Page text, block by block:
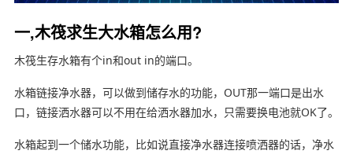
一,木筏求生大水箱怎么用?
木筏生存水箱有个in和out in的端口。
水箱链接净水器，可以做到储存水的功能，OUT那一端口是出水
口，链接洒水器可以不用在给洒水器加水，只需要换电池就OK了。
水箱起到一个储水功能，比如说直接净水器连接喷洒器的话，净水